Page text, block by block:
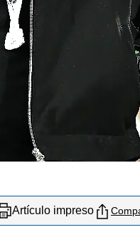
Artículo impreso